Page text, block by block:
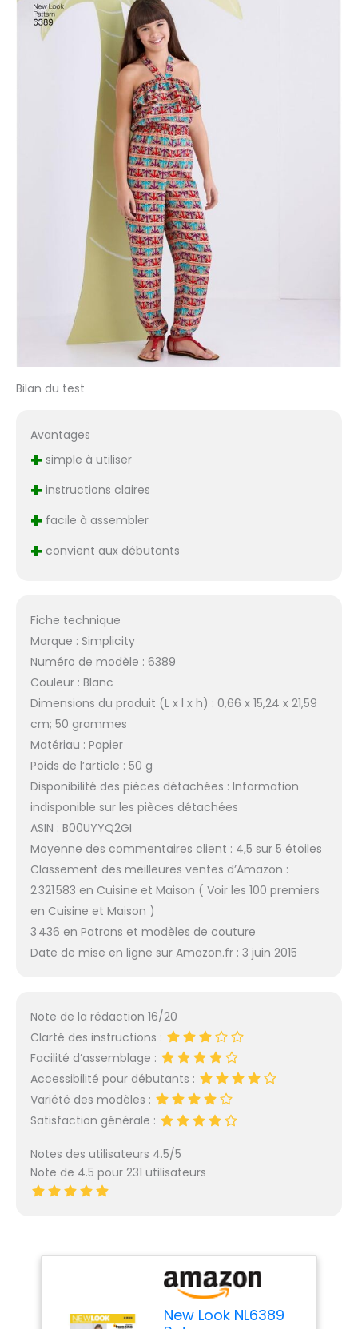
Bilan du test
Avantages
+ simple à utiliser
+ instructions claires
+ facile à assembler
+ convient aux débutants
Fiche technique
Marque : Simplicity
Numéro de modèle : 6389
Couleur : Blanc
Dimensions du produit (L x l x h) : 0,66 x 15,24 x 21,59
cm; 50 grammes
Matériau : Papier
Poids de l’article : 50 g
Disponibilité des pièces détachées : Information
indisponible sur les pièces détachées
ASIN : B00UYYQ2GI
Moyenne des commentaires client : 4,5 sur 5 étoiles
Classement des meilleures ventes d’Amazon :
2 321 583 en Cuisine et Maison ( Voir les 100 premiers
en Cuisine et Maison )
3 436 en Patrons et modèles de couture
Date de mise en ligne sur Amazon.fr : 3 juin 2015
Note de la rédaction 16/20
Clarté des instructions :
Facilité d’assemblage :
Accessibilité pour débutants :
Variété des modèles :
Satisfaction générale :
Notes des utilisateurs 4.5/5
Note de 4.5 pour 231 utilisateurs
New Look NL6389